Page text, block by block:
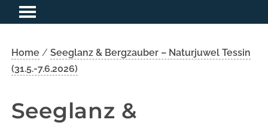
Home / Seeglanz & Bergzauber – Naturjuwel Tessin
(31.5.-7.6.2026)
Seeglanz &